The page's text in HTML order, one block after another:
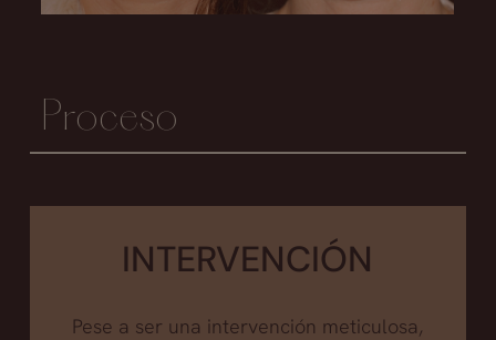
Proceso
INTERVENCIÓN
Pese a ser una intervención meticulosa,